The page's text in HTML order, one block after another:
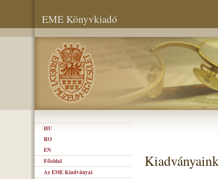
EME Könyvkiadó
HU
RO
EN
Főoldal
Az EME Kiadványai